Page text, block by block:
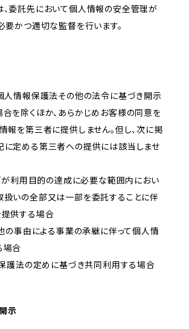
委託先において個人情報の安全管理が
要かつ適切な監督を行います。
人情報保護法その他の法令に基づき開示
を除くほか、あらかじめお客様の同意を
報を第三者に提供しません。但し、次に掲
に定める第三者への提供には該当しませ
プが利用目的の達成に必要な範囲内におい
扱いの全部又は一部を委託することに伴
供する場合
他の事由による事業の承継に伴って個人情
場合
保護法の定めに基づき共同利用する場合
示